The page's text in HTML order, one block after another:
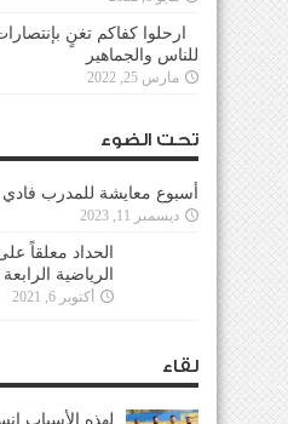
ارحلوا كفاكم تغنٍ
للناس والجماهير
مارس 25, 2022
تحت الضوء
أسبوع معايشة للمدرب
ديسمبر 11, 2023
الحداد معلقاً على القناة
لهذه الأسباب
الدوري والإتحاد